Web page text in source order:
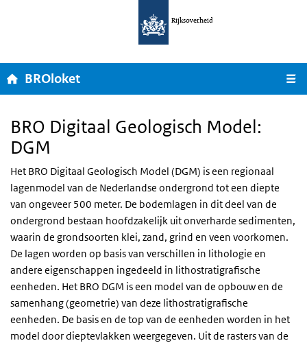
Overslaan en naar de inhoud gaan
Rijksoverheid
Home
BROloket
BRO Digitaal Geologisch Model:
DGM
Het BRO Digitaal Geologisch Model (DGM) is een regionaal
lagenmodel van de Nederlandse ondergrond tot een diepte
van ongeveer 500 meter. De bodemlagen in dit deel van de
ondergrond bestaan hoofdzakelijk uit onverharde sedimenten,
waarin de grondsoorten klei, zand, grind en veen voorkomen.
De lagen worden op basis van verschillen in lithologie en
andere eigenschappen ingedeeld in lithostratigrafische
eenheden. Het BRO DGM is een model van de opbouw en de
samenhang (geometrie) van deze lithostratigrafische
eenheden. De basis en de top van de eenheden worden in het
model door dieptevlakken weergegeven. Uit de rasters van de